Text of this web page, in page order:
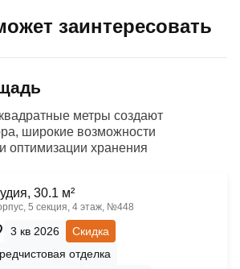
заинтересовать
метры создают
широкие возможности
оптимизации хранения
30.1 м²
5 секция, 4 этаж, №448
3 кв 2026
Скидка
отделка